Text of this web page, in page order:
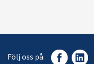
Följ oss på: